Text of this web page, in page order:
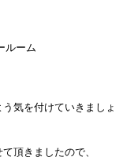
ルーム
気を付けていきましょ
頂きましたので、